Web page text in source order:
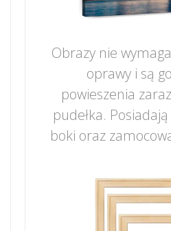
Obrazy nie
oprawy i są
powieszenia
pudełka.
boki oraz